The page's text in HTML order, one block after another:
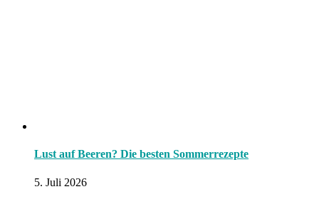
Lust auf Beeren? Die besten Sommerrezepte
5. Juli 2026